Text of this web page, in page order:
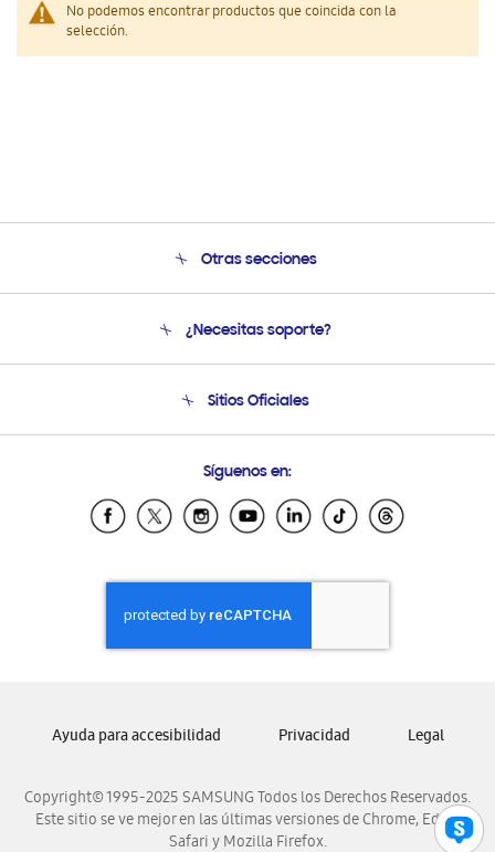
No podemos encontrar productos que coincida con la
selección.
Otras secciones
Soporte
Condiciones de Compra
¿Necesitas soporte?
Soporte vía eMail
Sitios Oficiales
Samsung Ecuador
Samsung El Salvador
Samsung Honduras
Samsung Nicaragua
Samsung Panamá
Samsung Venezuela
Síguenos en:
Copyright© 1995-2025 SAMSUNG Todos los Derechos Reservados.
Este sitio se ve mejor en las últimas versiones de Chrome, Edge,
Safari y Mozilla Firefox.
Ayuda para accesibilidad Privacidad Legal